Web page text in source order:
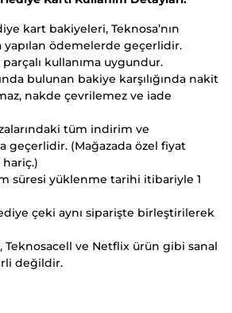
kart bakiyeleri, Teknosa’nın
yapılan ödemelerde geçerlidir.
kullanıma uygundur.
bulunan bakiye karşılığında nakit
nakde çevrilemez ve iade
tüm indirim ve
geçerlidir. (Mağazada özel fiyat
süresi yüklenme tarihi itibariyle 1
çeki aynı siparişte birleştirilerek
Teknosacell ve Netflix ürün gibi sanal
değildir.